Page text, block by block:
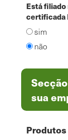
Está
certificada
sim
não
sua
Produtos